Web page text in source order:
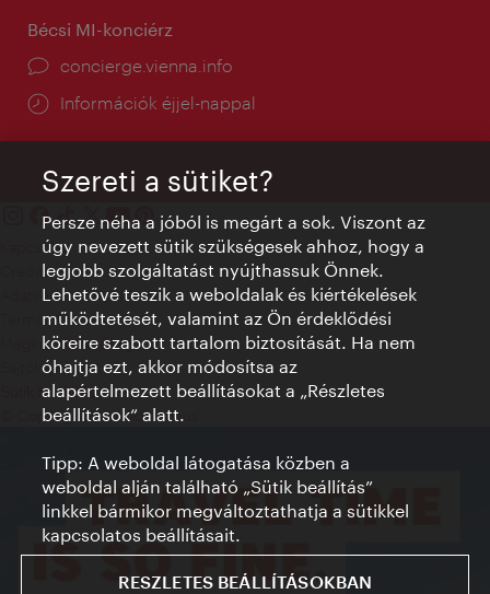
Bécsi MI-konciérz
concierge.vienna.info
Információk éjjel-nappal
Kapcsolat
Credits
Adatvédelmi nyilatkozat
Terms of Use
Megközelíthetőség
Sajtókapcsolat
Sütik beállítása
© Copyright WienTourismus
Szereti a sütiket?
Persze néha a jóból is megárt a sok. Viszont az
úgy nevezett sütik szükségesek ahhoz, hogy a
legjobb szolgáltatást nyújthassuk Önnek.
Lehetővé teszik a weboldalak és kiértékelések
működtetését, valamint az Ön érdeklődési
köreire szabott tartalom biztosítását. Ha nem
óhajtja ezt, akkor módosítsa az
alapértelmezett beállításokat a „Részletes
beállítások“ alatt.
Tipp: A weboldal látogatása közben a
weboldal alján található „Sütik beállítás”
linkkel bármikor megváltoztathatja a sütikkel
kapcsolatos beállításait.
RESZLETES BEÁLLÍTÁSOKBAN